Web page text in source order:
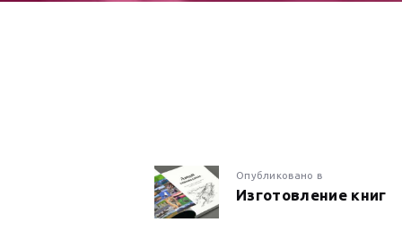
Опубликовано вПредыдущая
запись:
Изготовление книг